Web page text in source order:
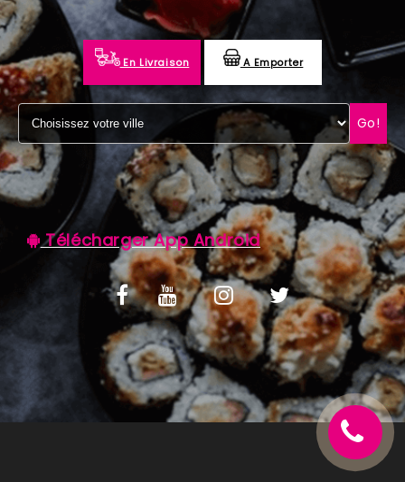
VOS AVIS
MENTIONS LÉGALES
C.G.V
En Livraison A Emporter
Go!
Télécharger App Android